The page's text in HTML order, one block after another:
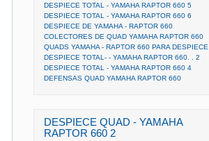
DESPIECE TOTAL - YAMAHA RAPTOR 660 5
DESPIECE TOTAL - YAMAHA RAPTOR 660 6
DESPIECE DE YAMAHA - RAPTOR 660
COLECTORES DE QUAD YAMAHA RAPTOR 660
QUADS YAMAHA - RAPTOR 660 PARA DESPIECE
DESPIECE TOTAL- - YAMAHA RAPTOR 660. . 2
DESPIECE TOTAL - YAMAHA RAPTOR 660 4
DEFENSAS QUAD YAMAHA RAPTOR 660
DESPIECE QUAD - YAMAHA
RAPTOR 660 2